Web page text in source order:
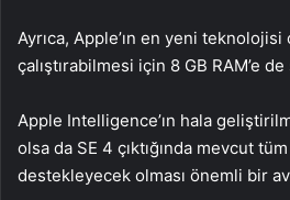
Ayrıca, Apple’ın en yeni
çalıştırabilmesi için 8 GB RAM’e
Apple Intelligence’ın hala
olsa da SE 4 çıktığında mevcut
destekleyecek olması önemli bir